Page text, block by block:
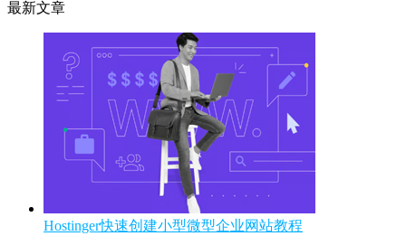
最新文章
Hostinger快速创建小型微型企业网站教程